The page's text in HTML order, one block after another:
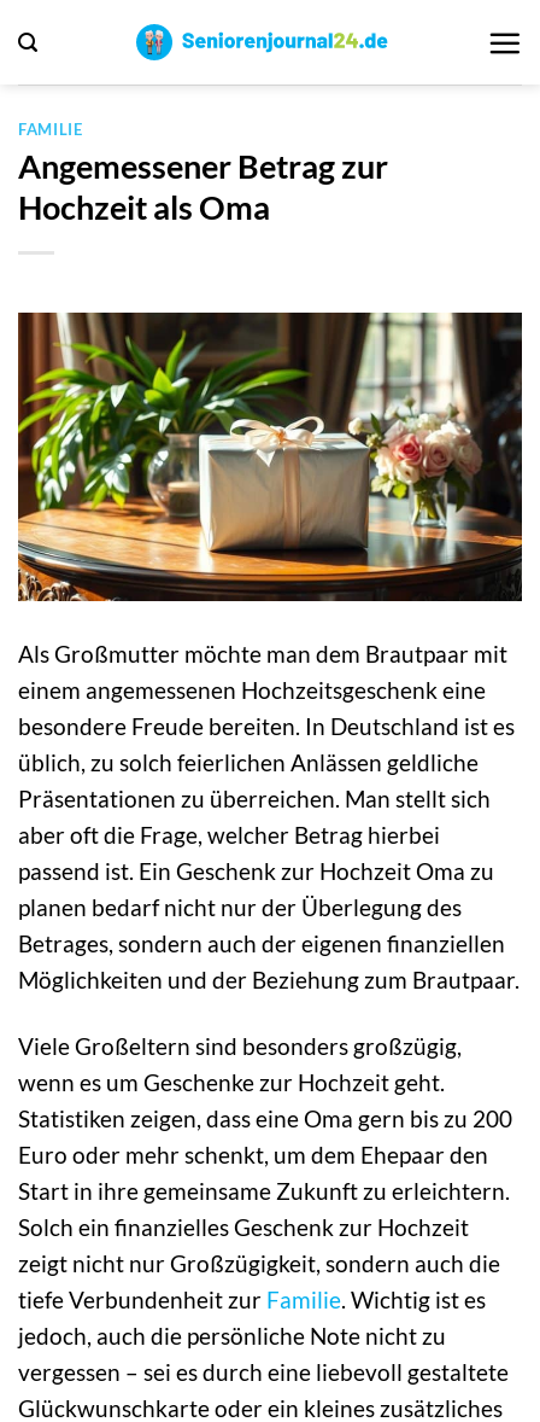
Inhalt
springen
FAMILIE
Angemessener Betrag zur
Hochzeit als Oma
Als Großmutter möchte man dem Brautpaar mit
einem angemessenen Hochzeitsgeschenk eine
besondere Freude bereiten. In Deutschland ist es
üblich, zu solch feierlichen Anlässen geldliche
Präsentationen zu überreichen. Man stellt sich
aber oft die Frage, welcher Betrag hierbei
passend ist. Ein Geschenk zur Hochzeit Oma zu
planen bedarf nicht nur der Überlegung des
Betrages, sondern auch der eigenen finanziellen
Möglichkeiten und der Beziehung zum Brautpaar.
Viele Großeltern sind besonders großzügig,
wenn es um Geschenke zur Hochzeit geht.
Statistiken zeigen, dass eine Oma gern bis zu 200
Euro oder mehr schenkt, um dem Ehepaar den
Start in ihre gemeinsame Zukunft zu erleichtern.
Solch ein finanzielles Geschenk zur Hochzeit
zeigt nicht nur Großzügigkeit, sondern auch die
tiefe Verbundenheit zur Familie . Wichtig ist es
jedoch, auch die persönliche Note nicht zu
vergessen – sei es durch eine liebevoll gestaltete
Glückwunschkarte oder ein kleines zusätzliches